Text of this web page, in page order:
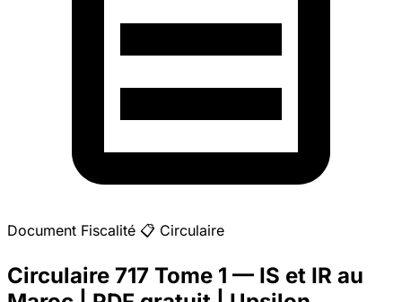
Document Fiscalité 📋 Circulaire
Circulaire 717 Tome 1 — IS et IR au